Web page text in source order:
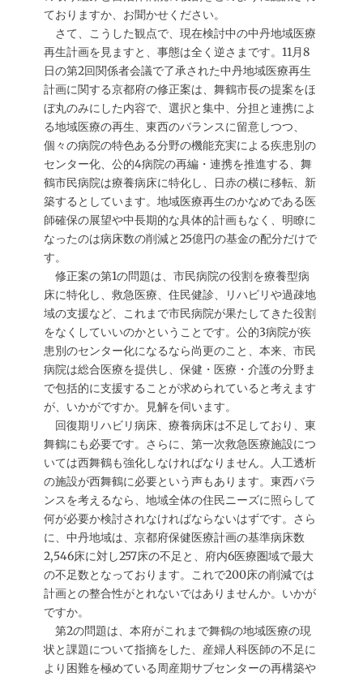
ておりますか、お聞かせください。
さて、こうした観点で、現在検討中の中丹地域医療
再生計画を見ますと、事態は全く逆さまです。11月8
日の第2回関係者会議で了承された中丹地域医療再生
計画に関する京都府の修正案は、舞鶴市長の提案をほ
ぼ丸のみにした内容で、選択と集中、分担と連携によ
る地域医療の再生、東西のバランスに留意しつつ、
個々の病院の特色ある分野の機能充実による疾患別の
センター化、公的4病院の再編・連携を推進する、舞
鶴市民病院は療養病床に特化し、日赤の横に移転、新
築するとしています。地域医療再生のかなめである医
師確保の展望や中長期的な具体的計画もなく、明瞭に
なったのは病床数の削減と25億円の基金の配分だけで
す。
修正案の第1の問題は、市民病院の役割を療養型病
床に特化し、救急医療、住民健診、リハビリや過疎地
域の支援など、これまで市民病院が果たしてきた役割
をなくしていいのかということです。公的3病院が疾
患別のセンター化になるなら尚更のこと、本来、市民
病院は総合医療を提供し、保健・医療・介護の分野ま
で包括的に支援することが求められていると考えます
が、いかがですか。見解を伺います。
回復期リハビリ病床、療養病床は不足しており、東
舞鶴にも必要です。さらに、第一次救急医療施設につ
いては西舞鶴も強化しなければなりません。人工透析
の施設が西舞鶴に必要という声もあります。東西バラ
ンスを考えるなら、地域全体の住民ニーズに照らして
何が必要か検討されなければならないはずです。さら
に、中丹地域は、京都府保健医療計画の基準病床数
2,546床に対し257床の不足と、府内6医療圏域で最大
の不足数となっております。これで200床の削減では
計画との整合性がとれないではありませんか。いかが
ですか。
第2の問題は、本府がこれまで舞鶴の地域医療の現
状と課題について指摘をした、産婦人科医師の不足に
より困難を極めている周産期サブセンターの再構築や